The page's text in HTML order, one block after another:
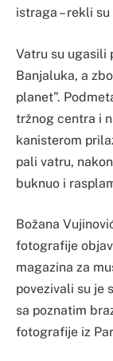
istraga – rekli
Vatru su ugasili
Banjaluka, a
planet”.
tržnog centra i
kanisterom
pali vatru,
buknuo i
Božana
fotografije
magazina za
povezivali su je
sa poznatim
fotografije iz